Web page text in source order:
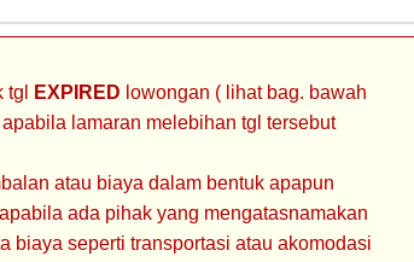
tgl
EXPIRED lowongan ( lihat bag. bawah
lamaran melebihan tgl tersebut
atau biaya dalam bentuk apapun
ada pihak yang mengatasnamakan
biaya seperti transportasi atau akomodasi